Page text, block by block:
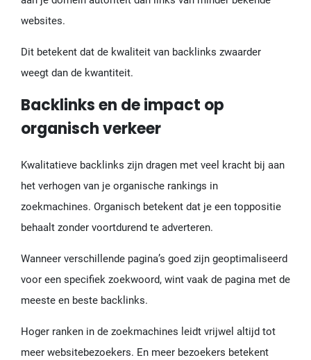
websites.
Dit betekent dat de kwaliteit van backlinks zwaarder
weegt dan de kwantiteit.
Backlinks en de impact op
organisch verkeer
Kwalitatieve backlinks zijn dragen met veel kracht bij aan
het verhogen van je organische rankings in
zoekmachines. Organisch betekent dat je een toppositie
behaalt zonder voortdurend te adverteren.
Wanneer verschillende pagina’s goed zijn geoptimaliseerd
voor een specifiek zoekwoord, wint vaak de pagina met de
meeste en beste backlinks.
Hoger ranken in de zoekmachines leidt vrijwel altijd tot
meer websitebezoekers. En meer bezoekers betekent